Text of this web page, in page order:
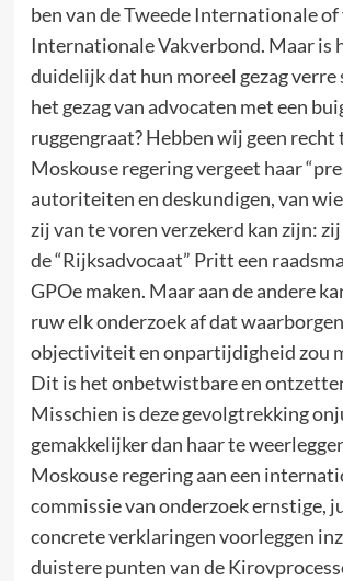
ben van de Tweede Internationale of
Internationale Vakverbond. Maar is
duidelijk dat hun moreel gezag verre
het gezag van advocaten met een
ruggengraat? Hebben wij geen recht
Moskouse regering vergeet haar
autoriteiten en deskundigen, van
zij van te voren verzekerd kan zijn:
de “Rijksadvocaat” Pritt een
GPOe maken. Maar aan de andere
ruw elk onderzoek af dat
objectiviteit en onpartijdigheid zou
Dit is het onbetwistbare en
Misschien is deze gevolgtrekking
gemakkelijker dan haar te
Moskouse regering aan een
commissie van onderzoek ernstige,
concrete verklaringen voorleggen
duistere punten van de